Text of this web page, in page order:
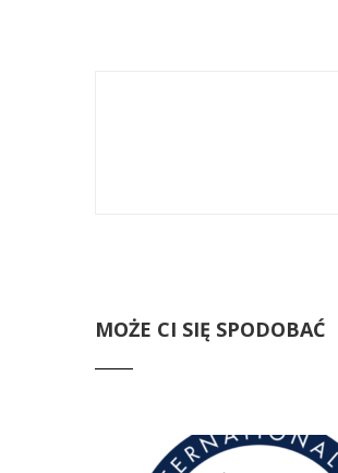
MOŻE CI SIĘ SPODOBAĆ